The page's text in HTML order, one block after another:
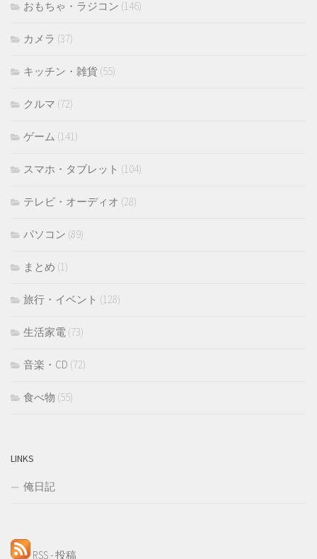
おもちゃ・ラジコン (146)
カメラ (37)
キッチン・雑貨 (55)
クルマ (72)
ゲーム (141)
スマホ・タブレット (104)
テレビ・オーディオ (28)
パソコン (89)
まとめ (1)
旅行・イベント (128)
生活家電 (73)
音楽・CD (72)
食べ物 (55)
LINKS
俺日記
RSS - 投稿